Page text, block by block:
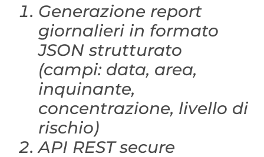
Generazione report
giornalieri in formato
JSON strutturato
(campi: data, area,
inquinante,
concentrazione, livello di
rischio)
API REST secure